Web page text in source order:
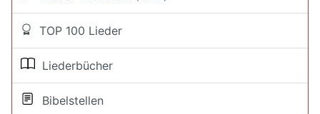
TOP 100 Lieder
Liederbücher
Bibelstellen